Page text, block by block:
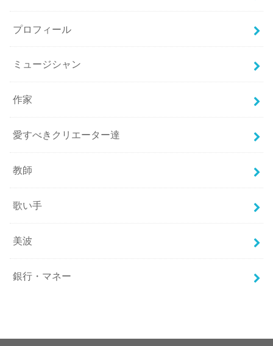
プロフィール
ミュージシャン
作家
愛すべきクリエーター達
教師
歌い手
美波
銀行・マネー